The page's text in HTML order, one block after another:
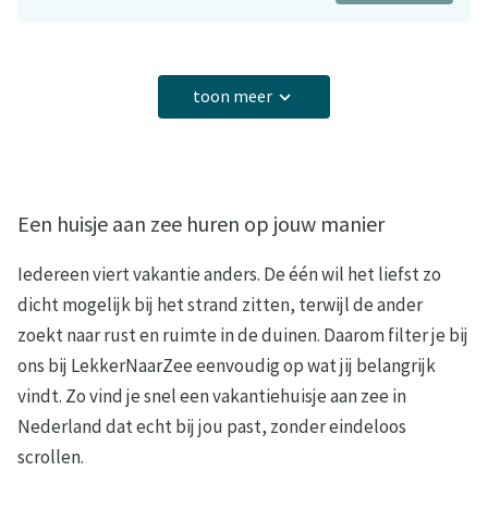
toon meer
Een huisje aan zee huren op jouw manier
Iedereen viert vakantie anders. De één wil het liefst zo
dicht mogelijk bij het strand zitten, terwijl de ander
zoekt naar rust en ruimte in de duinen. Daarom filter je bij
ons bij LekkerNaarZee eenvoudig op wat jij belangrijk
vindt. Zo vind je snel een vakantiehuisje aan zee in
Nederland dat echt bij jou past, zonder eindeloos
scrollen.